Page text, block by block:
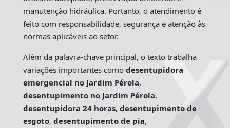
manutenção hidráulica. Portanto, o atendimento é
feito com responsabilidade, segurança e atenção às
normas aplicáveis ao setor.
Além da palavra-chave principal, o texto trabalha
variações importantes como desentupidora
emergencial no Jardim Pérola,
desentupimento no Jardim Pérola,
desentupidora 24 horas, desentupimento de
esgoto, desentupimento de pia,